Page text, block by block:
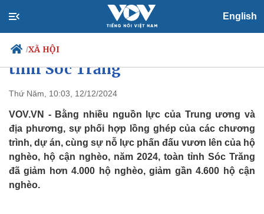
English
/XÃ HỘI
Chính trị
Đảng
Tổ chức nhân sự
Quốc hội
Nhận diện sự thật
Xã hội
Tin 24h
Dự báo thời tiết
Giáo dục
Dấu ấn VOV
Việc làm
Những kết quả tích cực trong
công tác giảm nghèo bền vững ở
tỉnh Sóc Trăng
Thứ Năm, 10:03, 12/12/2024
VOV.VN - Bằng nhiều nguồn lực của Trung ương và
địa phương, sự phối hợp lồng ghép của các chương
trình, dự án, cùng sự nỗ lực phấn đấu vươn lên của hộ
nghèo, hộ cận nghèo, năm 2024, toàn tỉnh Sóc Trăng
đã giảm hơn 4.000 hộ nghèo, giảm gần 4.600 hộ cận
nghèo.